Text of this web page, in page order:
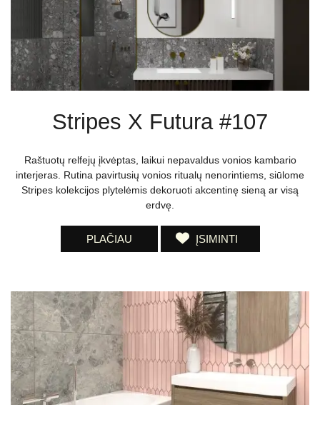
Stripes X Futura #107
Raštuotų relfejų įkvėptas, laikui nepavaldus vonios kambario
interjeras. Rutina pavirtusių vonios ritualų nenorintiems, siūlome
Stripes kolekcijos plytelėmis dekoruoti akcentinę sieną ar visą
erdvę.
PLAČIAU ĮSIMINTI